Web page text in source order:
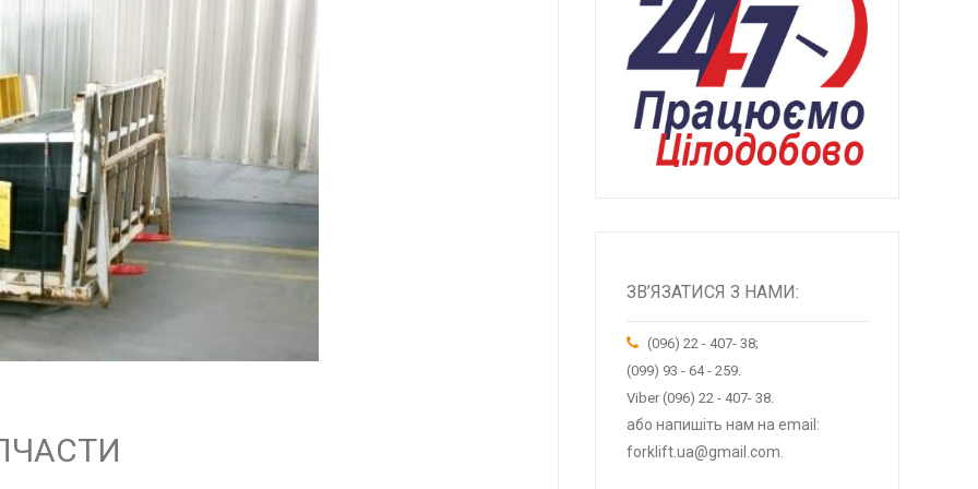
ЗВ’ЯЗАТИСЯ З НАМИ:
(096) 22 - 407- 38;
(099) 93 - 64 - 259.
Viber (096) 22 - 407- 38.
або напишіть нам на email:
forklift.ua@gmail.com.